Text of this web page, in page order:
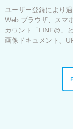
ユーザー登録により
Web ブラウザ、スマ
カウント「LINE@」
画像ドキュメント、